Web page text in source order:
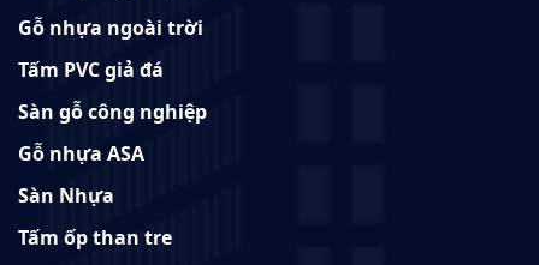
Gỗ nhựa ngoài trời
Tấm PVC giả đá
Sàn gỗ công nghiệp
Gỗ nhựa ASA
Sàn Nhựa
Tấm ốp than tre